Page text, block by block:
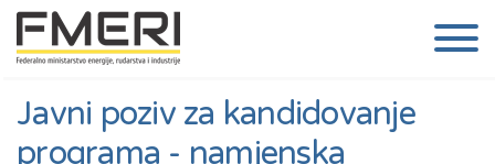
Javni poziv za kandidovanje
programa - namjenska